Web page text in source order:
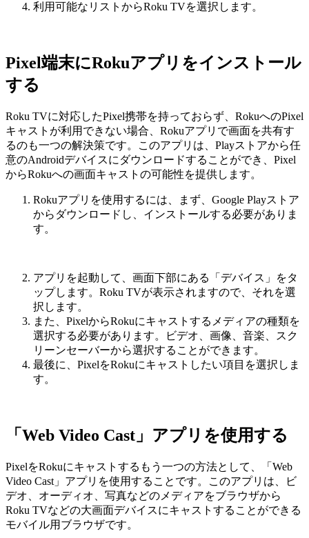
利用可能なリストからRoku TVを選択します。
Pixel端末にRokuアプリをインストール
する
Roku TVに対応したPixel携帯を持っておらず、RokuへのPixel
キャストが利用できない場合、Rokuアプリで画面を共有す
るのも一つの解決策です。このアプリは、Playストアから任
意のAndroidデバイスにダウンロードすることができ、Pixel
からRokuへの画面キャストの可能性を提供します。
Rokuアプリを使用するには、まず、Google Playストア
からダウンロードし、インストールする必要がありま
す。
アプリを起動して、画面下部にある「デバイス」をタ
ップします。Roku TVが表示されますので、それを選
択します。
また、PixelからRokuにキャストするメディアの種類を
選択する必要があります。ビデオ、画像、音楽、スク
リーンセーバーから選択することができます。
最後に、PixelをRokuにキャストしたい項目を選択しま
す。
「Web Video Cast」アプリを使用する
PixelをRokuにキャストするもう一つの方法として、「Web
Video Cast」アプリを使用することです。このアプリは、ビ
デオ、オーディオ、写真などのメディアをブラウザから
Roku TVなどの大画面デバイスにキャストすることができる
モバイル用ブラウザです。